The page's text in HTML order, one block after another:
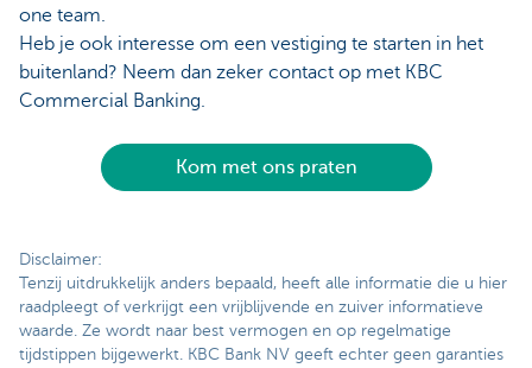
one team.
Heb je ook interesse om een vestiging te starten in het
buitenland? Neem dan zeker contact op met KBC
Commercial Banking.
Kom met ons praten
Disclaimer:
Tenzij uitdrukkelijk anders bepaald, heeft alle informatie die u hier
raadpleegt of verkrijgt een vrijblijvende en zuiver informatieve
waarde. Ze wordt naar best vermogen en op regelmatige
tijdstippen bijgewerkt. KBC Bank NV geeft echter geen garanties